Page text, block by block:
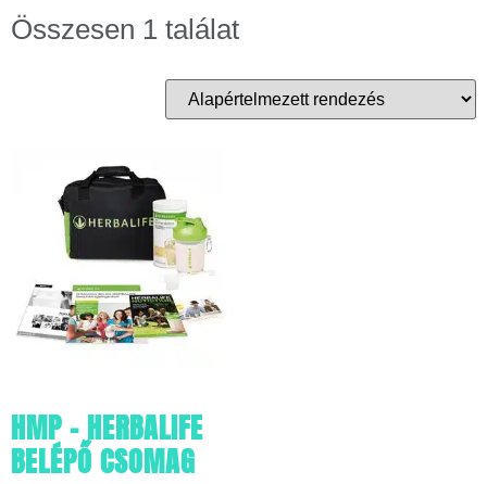
Összesen 1 találat
HMP – HERBALIFE
BELÉPŐ CSOMAG